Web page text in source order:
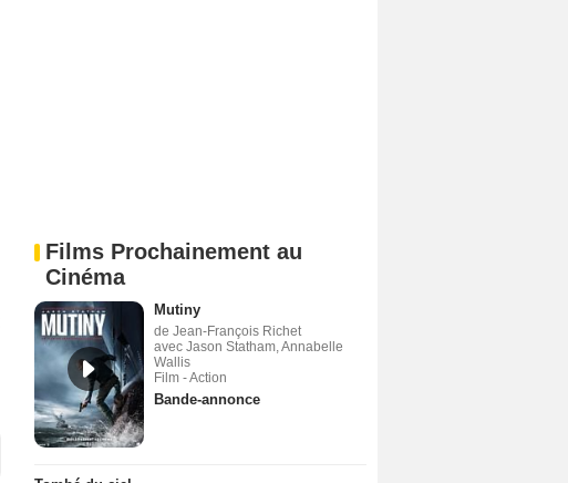
Films Prochainement au
Cinéma
Mutiny
de Jean-François Richet
avec Jason Statham, Annabelle
Wallis
Film - Action
Bande-annonce